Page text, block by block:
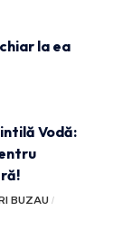
la ea
Vodă:
BUZAU